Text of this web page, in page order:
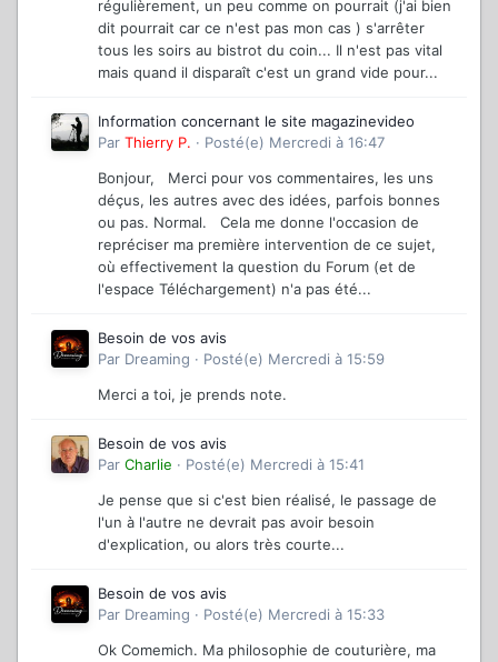
régulièrement, un peu comme on pourrait (j'ai bien
dit pourrait car ce n'est pas mon cas ) s'arrêter
tous les soirs au bistrot du coin... Il n'est pas vital
mais quand il disparaît c'est un grand vide pour...
Information concernant le site magazinevideo
Par Thierry P. · Posté(e) Mercredi à 16:47
Bonjour, Merci pour vos commentaires, les uns
déçus, les autres avec des idées, parfois bonnes
ou pas. Normal. Cela me donne l'occasion de
repréciser ma première intervention de ce sujet,
où effectivement la question du Forum (et de
l'espace Téléchargement) n'a pas été...
Besoin de vos avis
Par Dreaming · Posté(e) Mercredi à 15:59
Merci a toi, je prends note.
Besoin de vos avis
Par Charlie · Posté(e) Mercredi à 15:41
Je pense que si c'est bien réalisé, le passage de
l'un à l'autre ne devrait pas avoir besoin
d'explication, ou alors très courte...
Besoin de vos avis
Par Dreaming · Posté(e) Mercredi à 15:33
Ok Comemich. Ma philosophie de couturière, ma